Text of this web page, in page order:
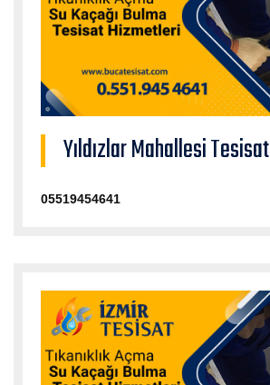
Yıldızlar Mahallesi Tesisat
05519454641